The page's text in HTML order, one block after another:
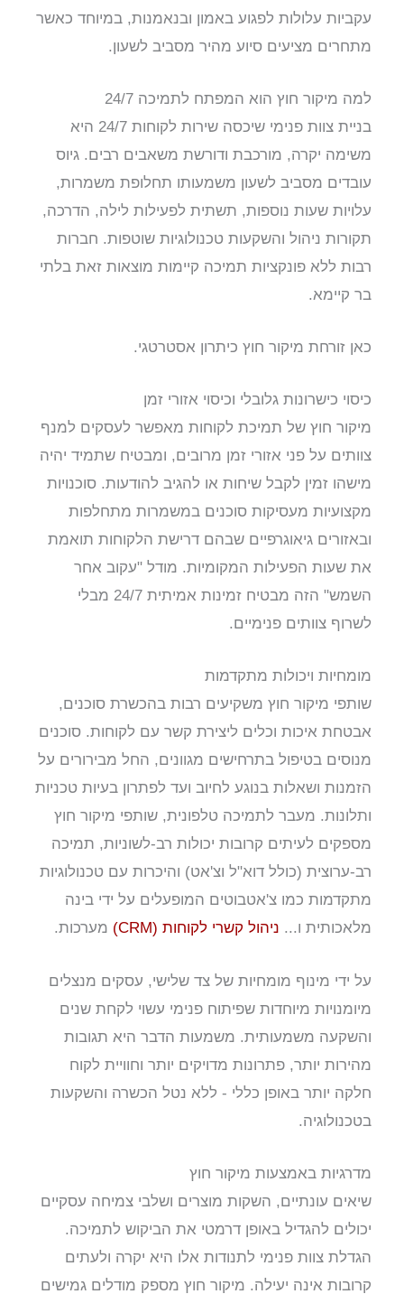
עקביות עלולות לפגוע באמון ובנאמנות, במיוחד כאשר
מתחרים מציעים סיוע מהיר מסביב לשעון.
למה מיקור חוץ הוא המפתח לתמיכה 24/7
בניית צוות פנימי שיכסה שירות לקוחות 24/7 היא
משימה יקרה, מורכבת ודורשת משאבים רבים. גיוס
עובדים מסביב לשעון משמעותו תחלופת משמרות,
עלויות שעות נוספות, תשתית לפעילות לילה, הדרכה,
תקורות ניהול והשקעות טכנולוגיות שוטפות. חברות
רבות ללא פונקציות תמיכה קיימות מוצאות זאת בלתי
בר קיימא.
כאן זורחת מיקור חוץ כיתרון אסטרטגי.
כיסוי כישרונות גלובלי וכיסוי אזורי זמן
מיקור חוץ של תמיכת לקוחות מאפשר לעסקים למנף
צוותים על פני אזורי זמן מרובים, ומבטיח שתמיד יהיה
מישהו זמין לקבל שיחות או להגיב להודעות. סוכנויות
מקצועיות מעסיקות סוכנים במשמרות מתחלפות
ובאזורים גיאוגרפיים שבהם דרישת הלקוחות תואמת
את שעות הפעילות המקומיות. מודל "עקוב אחר
השמש" הזה מבטיח זמינות אמיתית 24/7 מבלי
לשרוף צוותים פנימיים.
מומחיות ויכולות מתקדמות
שותפי מיקור חוץ משקיעים רבות בהכשרת סוכנים,
אבטחת איכות וכלים ליצירת קשר עם לקוחות. סוכנים
מנוסים בטיפול בתרחישים מגוונים, החל מבירורים על
הזמנות ושאלות בנוגע לחיוב ועד לפתרון בעיות טכניות
ותלונות. מעבר לתמיכה טלפונית, שותפי מיקור חוץ
מספקים לעיתים קרובות יכולות רב-לשוניות, תמיכה
רב-ערוצית (כולל דוא"ל וצ'אט) והיכרות עם טכנולוגיות
מתקדמות כמו צ'אטבוטים המופעלים על ידי בינה
מלאכותית ו... ניהול קשרי לקוחות (CRM) מערכות.
על ידי מינוף מומחיות של צד שלישי, עסקים מנצלים
מיומנויות מיוחדות שפיתוח פנימי עשוי לקחת שנים
והשקעה משמעותית. משמעות הדבר היא תגובות
מהירות יותר, פתרונות מדויקים יותר וחוויית לקוח
חלקה יותר באופן כללי - ללא נטל הכשרה והשקעות
בטכנולוגיה.
מדרגיות באמצעות מיקור חוץ
שיאים עונתיים, השקות מוצרים ושלבי צמיחה עסקיים
יכולים להגדיל באופן דרמטי את הביקוש לתמיכה.
הגדלת צוות פנימי לתנודות אלו היא יקרה ולעתים
קרובות אינה יעילה. מיקור חוץ מספק מודלים גמישים